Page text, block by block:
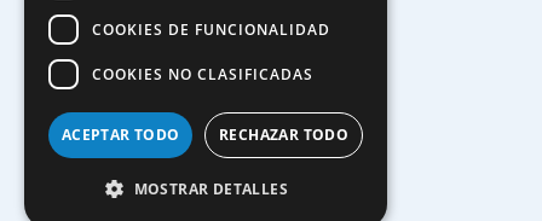
COOKIES DE FUNCIONALIDAD
COOKIES NO CLASIFICADAS
ACEPTAR TODO RECHAZAR TODO
MOSTRAR DETALLES